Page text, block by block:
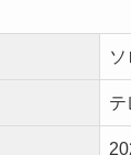
テ